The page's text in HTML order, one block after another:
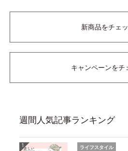
新商品をチェ
キャンペーンをチ
週間人気記事ランキング
ライフスタイル